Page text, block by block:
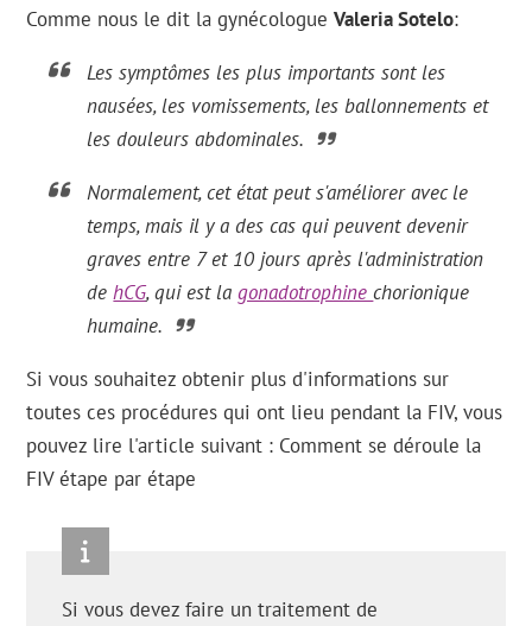
Comme nous le dit la gynécologueValeria Sotelo:
Les symptômes les plus importants sont les
nausées, les vomissements, les ballonnements et
les douleurs abdominales.
Normalement, cet état peut s'améliorer avec le
temps, mais il y a des cas qui peuvent devenir
graves entre 7 et 10 jours après l'administration
dehCG, qui est lagonadotrophinechorionique
humaine.
Si vous souhaitez obtenir plus d'informations sur
toutes ces procédures qui ont lieu pendant la FIV, vous
pouvez lire l'article suivant : Comment se déroule la
FIV étape par étape
Si vous devez faire un traitement de